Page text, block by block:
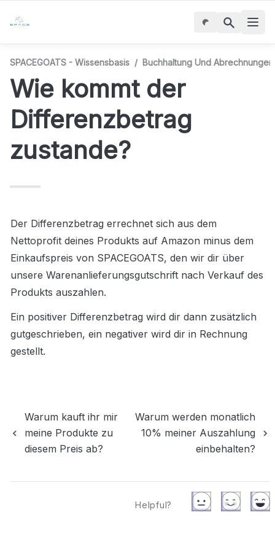
SPACEGOATS - Wissensbasis / Buchhaltung Und Abrechnungen
Wie kommt der
Differenzbetrag
zustande?
Der Differenzbetrag errechnet sich aus dem
Nettoprofit deines Produkts auf Amazon minus dem
Einkaufspreis von SPACEGOATS, den wir dir über
unsere Warenanlieferungsgutschrift nach Verkauf des
Produkts auszahlen.
Ein positiver Differenzbetrag wird dir dann zusätzlich
gutgeschrieben, ein negativer wird dir in Rechnung
gestellt.
Warum kauft ihr mir
meine Produkte zu
diesem Preis ab?
Warum werden monatlich
10% meiner Auszahlung
einbehalten?
Helpful?